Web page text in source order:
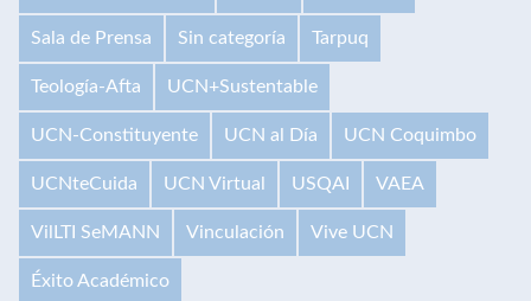
Sala de Prensa Sin categoría Tarpuq
Teología-Afta UCN+Sustentable
UCN-Constituyente UCN al Día UCN Coquimbo
UCNteCuida UCN Virtual USQAI VAEA
VilLTI SeMANN Vinculación Vive UCN
Éxito Académico